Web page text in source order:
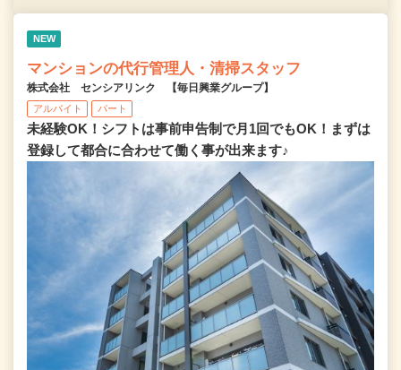
NEW
マンションの代行管理人・清掃スタッフ
株式会社 センシアリンク 【毎日興業グループ】
アルバイト パート
未経験OK！シフトは事前申告制で月1回でもOK！まずは
登録して都合に合わせて働く事が出来ます♪